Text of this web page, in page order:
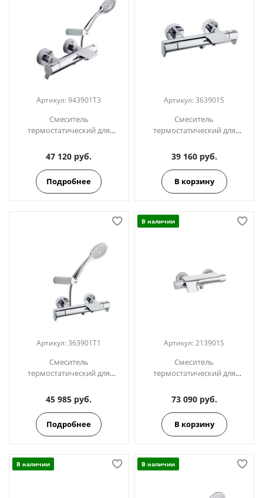
Артикул:943901T3
Смеситель
термостатический для
комплектом BLAUTHERM
943901T3
47 120 руб.
Подробнее
Артикул:363901S
Смеситель
термостатический для
изливом ALEXIA 363901S
39 160 руб.
В корзину
Артикул:363901T1
Смеситель
термостатический для
комплектом ALEXIA
363901T1
45 985 руб.
Подробнее
В наличии
Артикул:213901S
Смеситель
термостатический для
изливом URBAN CHIC
213901S
73 090 руб.
В корзину
В наличии В наличии